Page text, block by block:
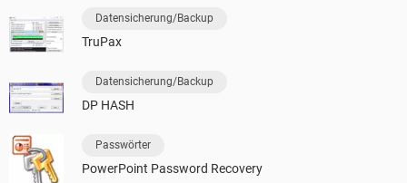
Datensicherung/Backup
TruPax
Datensicherung/Backup
DP HASH
Passwörter
PowerPoint Password Recovery